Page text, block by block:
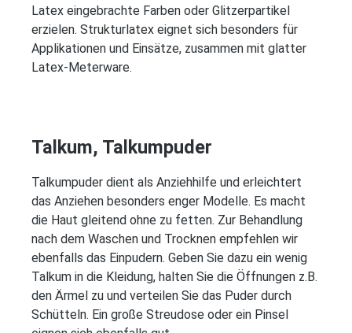
Latex eingebrachte Farben oder Glitzerpartikel
erzielen. Strukturlatex eignet sich besonders für
Applikationen und Einsätze, zusammen mit glatter
Latex-Meterware.
Talkum, Talkumpuder
Talkumpuder dient als Anziehhilfe und erleichtert
das Anziehen besonders enger Modelle. Es macht
die Haut gleitend ohne zu fetten. Zur Behandlung
nach dem Waschen und Trocknen empfehlen wir
ebenfalls das Einpudern. Geben Sie dazu ein wenig
Talkum in die Kleidung, halten Sie die Öffnungen z.B.
den Ärmel zu und verteilen Sie das Puder durch
Schütteln. Ein große Streudose oder ein Pinsel